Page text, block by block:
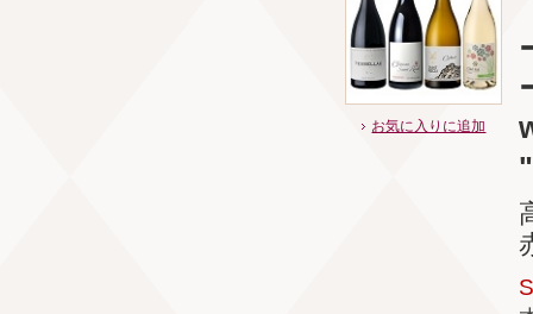
お気に入りに追加